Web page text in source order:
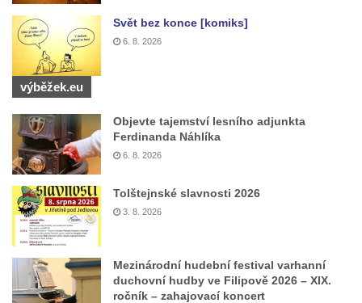
Kaple mezi Dolním Třebonínem a Horním
Třebonínem
Kaple v severní části Dolního Třebonína
Márnice na hřbitově v Rybniště
Vltavou
Kostel svatého Jiljí v Lužci nad Vltavou
Kaple Božího těla na hřbitově v Hostíně u
Vojkovic
Kostel Nanebevzetí Panny Marie v Hostíně
u Vojkovic
Kaple svatého Bartoloměje v Bukolu
Hřbitovní kaple na hřbitově v Lužci nad
Svět bez konce [komiks]
6. 8. 2026
výběžek.eu
Objevte tajemství lesního adjunkta
Ferdinanda Náhlíka
6. 8. 2026
Tolštejnské slavnosti 2026
3. 8. 2026
Mezinárodní hudební festival varhanní
duchovní hudby ve Filipově 2026 – XIX.
ročník – zahajovací koncert